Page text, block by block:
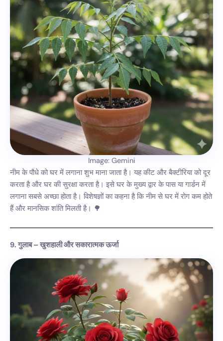
Image: Gemini
नीम के पौधे को घर में लगाना शुभ माना जाता है। यह कीट और बैक्टीरिया को दूर
करता है और घर की सुरक्षा करता है। इसे घर के मुख्य द्वार के पास या गार्डन में
लगाना सबसे अच्छा होता है। विशेषज्ञों का कहना है कि नीम से घर में रोग कम होते
हैं और मानसिक शांति मिलती है। 🌳
9. गुलाब – खुशहाली और सकारात्मक ऊर्जा